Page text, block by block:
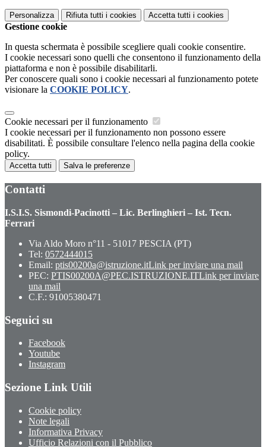
Personalizza Rifiuta tutti i cookies Accetta tutti i cookies
Gestione cookie
In questa schermata è possibile scegliere quali cookie consentire.
I cookie necessari sono quelli che consentono il funzionamento della
piattaforma e non è possibile disabilitarli.
Per conoscere quali sono i cookie necessari al funzionamento potete
visionare la COOKIE POLICY.
Cookie necessari per il funzionamento
I cookie necessari per il funzionamento non possono essere
disabilitati. È possibile consultare l'elenco nella pagina della cookie
policy.
Accetta tutti Salva le preferenze
Contatti
I.S.I.S. Sismondi-Pacinotti – Lic. Berlinghieri – Ist. Tecn.
Ferrari
Via Aldo Moro n°11 - 51017 PESCIA (PT)
Tel: 0572444015
Email: ptis00200a@istruzione.itLink per inviare una mail
PEC: PTIS00200A@PEC.ISTRUZIONE.ITLink per inviare
una mail
C.F.: 91005380471
Seguici su
Facebook
Youtube
Instagram
Sezione Link Utili
Cookie policy
Note legali
Informativa Privacy
Ufficio Relazioni con il Pubblico